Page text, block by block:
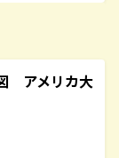
アメリカ大